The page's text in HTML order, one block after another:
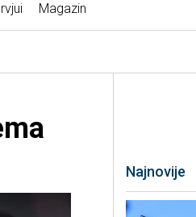
Magazin
Najnovije